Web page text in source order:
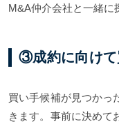
M&A仲介会社と一緒に
③成約に向けて
買い手候補が見つかっ
きます。事前に決めて